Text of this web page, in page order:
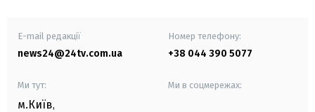
E-mail редакції
news24@24tv.com.ua
Номер телефону:
+38 044 390 5077
Ми тут:
м.Київ,
Ми в соцмережах: